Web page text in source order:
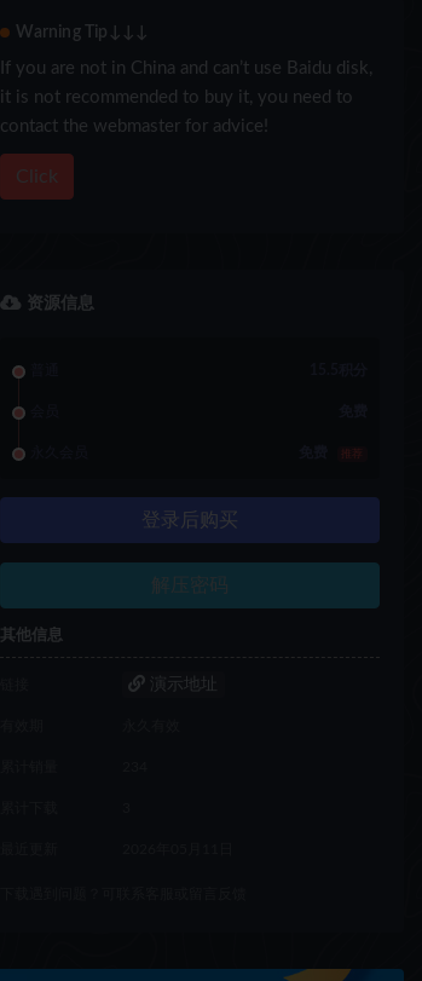
Warning Tip↓↓↓
If you are not in China and can’t use Baidu disk,
it is not recommended to buy it, you need to
contact the webmaster for advice!
Click
资源信息
推荐
登录后购买
解压密码
其他信息
演示地址